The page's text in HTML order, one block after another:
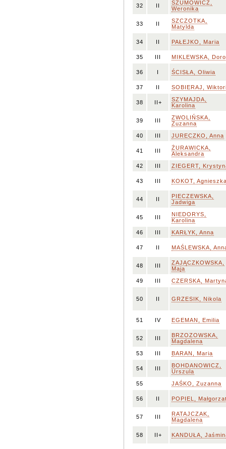
32 II
SZUMOWICZ,
Weronika
33 II
SZCZOTKA,
Matylda
34 II PAŁEJKO, Maria
35 III MIKLEWSKA,
36 I ŚCISŁA, Oliwia
37 II SOBIERAJ,
38 II+
SZYMAJDA,
Karolina
39 III
ZWOLIŃSKA,
Zuzanna
40
III JURECZKO, Anna
41 III
ŻURAWICKA,
Aleksandra
42
III ZIEGERT,
43 III KOKOT,
44 II
PIECZEWSKA,
Jadwiga
45 III
NIEDORYS,
Karolina
46
III KARŁYK, Anna
47 II MAŚLEWSKA,
48 III
ZAJĄCZKOWSKA,
Maja
49
III CZERSKA,
50 II GRZESIK, Nikola
51 IV EGEMAN, Emilia
52 III
BRZOZOWSKA,
Magdalena
53
III BARAN, Maria
54 III
BOHDANOWICZ,
Urszula
55
JAŚKO, Zuzanna
56 II POPIEL,
57 III
RATAJCZAK,
Magdalena
58 II+ KANDUŁA,